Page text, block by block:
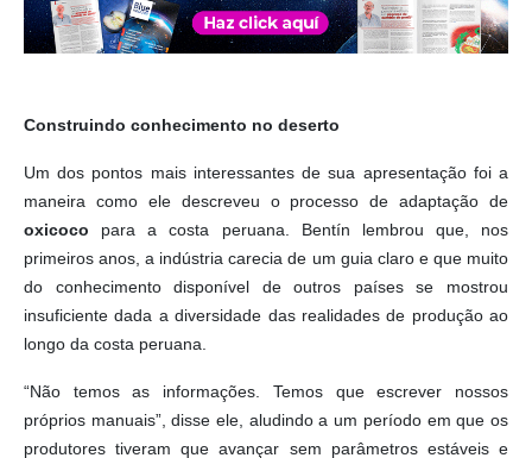
Construindo conhecimento no deserto
Um dos pontos mais interessantes de sua apresentação foi a
maneira como ele descreveu o processo de adaptação de
oxicoco para a costa peruana. Bentín lembrou que, nos
primeiros anos, a indústria carecia de um guia claro e que muito
do conhecimento disponível de outros países se mostrou
insuficiente dada a diversidade das realidades de produção ao
longo da costa peruana.
“Não temos as informações. Temos que escrever nossos
próprios manuais”, disse ele, aludindo a um período em que os
produtores tiveram que avançar sem parâmetros estáveis ​​e